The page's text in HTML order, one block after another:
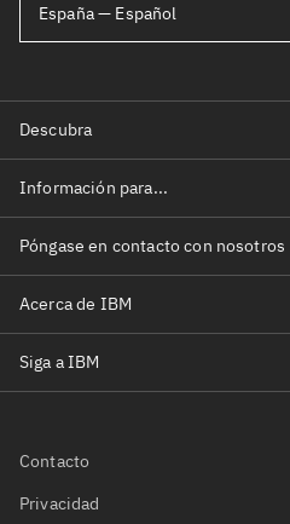
España — Español
Contacto
Privacidad